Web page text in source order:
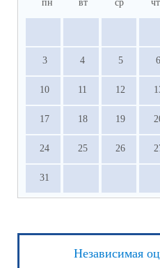
пн вт ср чт
3 4 5 6
10 11 12
17 18 19
24 25 26
31
Независимая